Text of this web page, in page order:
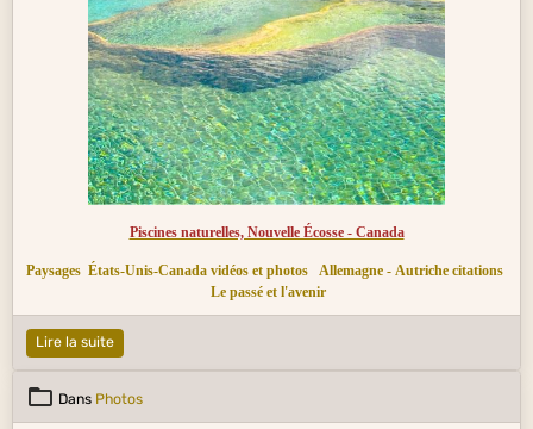
Piscines naturelles, Nouvelle Écosse - Canada
Paysages États-Unis-Canada vidéos et photos
Allemagne - Autriche citations
Le passé et l'avenir
Lire la suite
Dans Photos